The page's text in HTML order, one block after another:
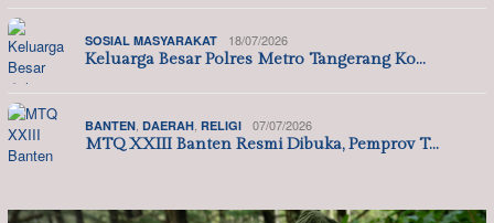
SOSIAL MASYARAKAT 18/07/2026
Keluarga Besar Polres Metro Tangerang Ko…
BANTEN DAERAH RELIGI 07/07/2026
MTQ XXIII Banten Resmi Dibuka, Pemprov T…